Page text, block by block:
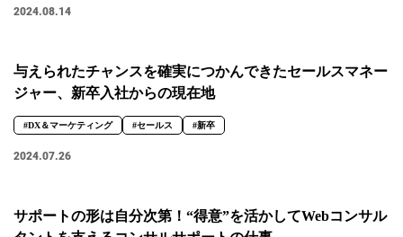
2024.08.14
与えられたチャンスを確実につかんできたセールスマネー
ジャー、新卒入社からの現在地
#DX＆マーケティング #セールス #新卒
2024.07.26
サポートの形は自分次第！“得意”を活かしてWebコンサル